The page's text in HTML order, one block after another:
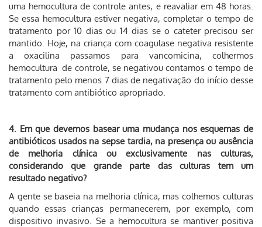
uma hemocultura de controle antes, e reavaliar em 48 horas.
Se essa hemocultura estiver negativa, completar o tempo de
tratamento por 10 dias ou 14 dias se o cateter precisou ser
mantido. Hoje, na criança com coagulase negativa resistente
a oxacilina passamos para vancomicina, colhermos
hemocultura de controle, se negativou contamos o tempo de
tratamento pelo menos 7 dias de negativação do início desse
tratamento com antibiótico apropriado.
4. Em que devemos basear uma mudança nos esquemas de
antibióticos usados na sepse tardia, na presença ou ausência
de melhoria clínica ou exclusivamente nas culturas,
considerando que grande parte das culturas tem um
resultado negativo?
A gente se baseia na melhoria clínica, mas colhemos culturas
quando essas crianças permanecerem, por exemplo, com
dispositivo invasivo. Se a hemocultura se mantiver positiva